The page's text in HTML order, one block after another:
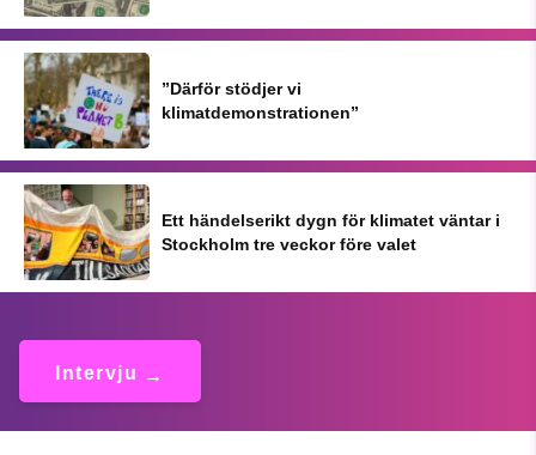
”Därför stödjer vi
klimatdemonstrationen”
Ett händelserikt dygn för klimatet väntar i
Stockholm tre veckor före valet
Intervju